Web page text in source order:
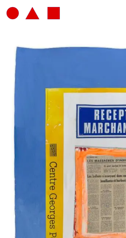
JEAN-
CATALOGUE
VOL.1: HAPPENING
VOL.2: PEINTURE / DESSIN
VOL.3: